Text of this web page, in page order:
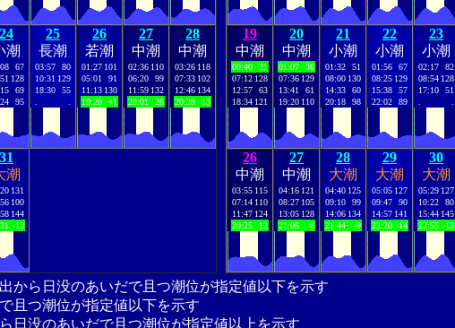
24
潮
67
128
69
95
25
長潮
03:57
80
10:31 129
18:30
55
26
若潮
01:27 101
05:01
91
11:13 130
19:20
41
27
中潮
02:36 110
06:20
99
11:59 132
20:01
26
28
中潮
03:26 118
07:33 102
12:46 134
20:39
13
31
潮
131
100
144
-12
19
中潮
00:40
21
07:12 128
12:57
63
18:34 121
20
中潮
01:07
36
07:36 129
13:41
61
19:20 110
21
小潮
01:32
51
08:00 130
14:33
60
20:18
98
22
小潮
01:56
67
08:25 129
15:38
57
22:02
89
23
小潮
02:17
82
08:54 128
17:10
51
26
中潮
03:55 115
07:14 110
11:47 124
20:25
12
27
中潮
04:16 121
08:27 105
13:05 128
21:06
0
28
大潮
04:40 125
09:10
99
14:06 134
21:44
-9
29
大潮
05:05 127
09:47
90
14:57 141
22:20 -14
30
大潮
05:29 127
10:22
80
15:44 145
22:55 -13
から日没のあいだで且つ潮位が指定値以下を示す
且つ潮位が指定値以下を示す
日没のあいだで且つ潮位が指定値以上を示す